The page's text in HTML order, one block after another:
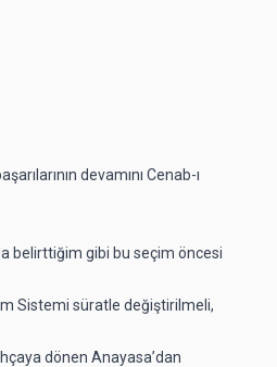
devamını Cenab-ı
belirttiğim gibi bu seçim öncesi
Sistemi süratle değiştirilmeli,
dönen Anayasa’dan